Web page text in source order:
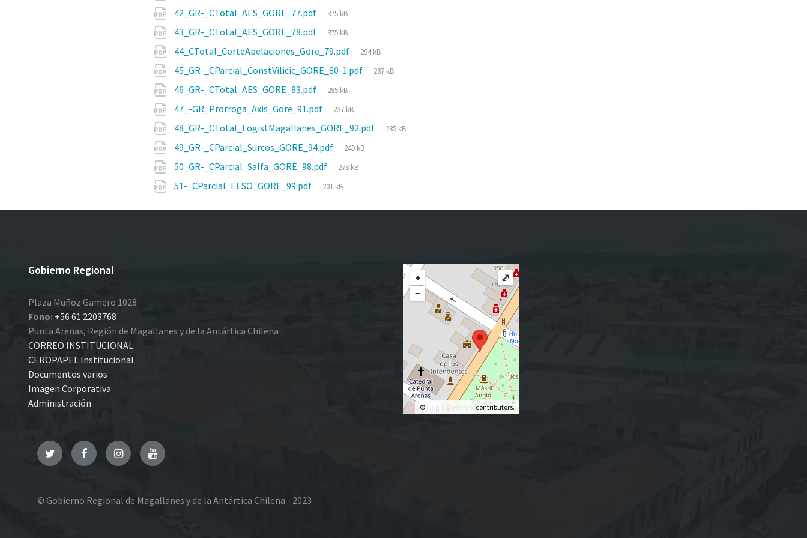
42_GR-_CTotal_AES_GORE_77.pdf
File
375 kB
43_GR-_CTotal_AES_GORE_78.pdf
File
375 kB
44_CTotal_CorteApelaciones_Gore_79.pdf
File
294 kB
45_GR-_CParcial_ConstVilicic_GORE_80-1.pdf
File
287 kB
46_GR-_CTotal_AES_GORE_83.pdf
File
285 kB
47_-GR_Prorroga_Axis_Gore_91.pdf
File
237 kB
48_GR-_CTotal_LogistMagallanes_GORE_92.pdf
File
285 kB
49_GR-_CParcial_Surcos_GORE_94.pdf
File
249 kB
50_GR-_CParcial_Salfa_GORE_98.pdf
File
278 kB
51-_CParcial_EESO_GORE_99.pdf
File
201 kB
Gobierno Regional
Plaza Muñoz Gamero 1028
Fono: +56 61 2203768
Punta Arenas, Región de Magallanes y de la Antártica Chilena
CORREO INSTITUCIONAL
CEROPAPEL Institucional
Documentos varios
Imagen Corporativa
Administración
+
−
© OpenStreetMapcontributors.
⤢
TwitterFacebookInstagramYouTube
© Gobierno Regional de Magallanes y de la Antártica Chilena - 2023